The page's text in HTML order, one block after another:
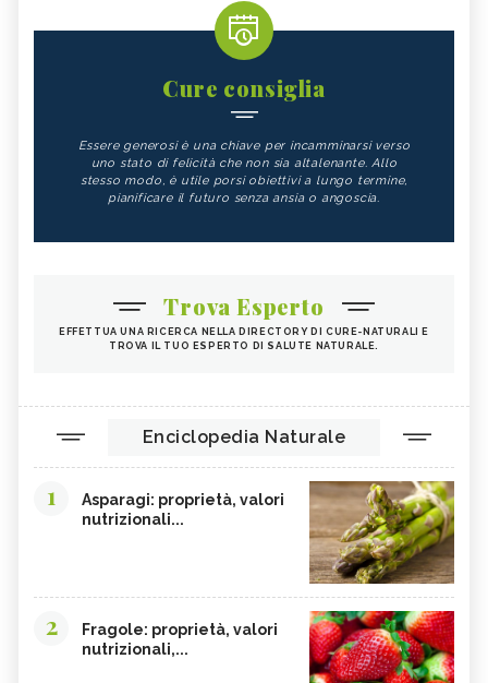
Cure consiglia
Essere generosi è una chiave per incamminarsi verso
uno stato di felicità che non sia altalenante. Allo
stesso modo, è utile porsi obiettivi a lungo termine,
pianificare il futuro senza ansia o angoscia.
Trova Esperto
EFFETTUA UNA RICERCA NELLA DIRECTORY DI CURE-NATURALI E
TROVA IL TUO ESPERTO DI SALUTE NATURALE.
Enciclopedia Naturale
1
Asparagi: proprietà, valori
nutrizionali...
2
Fragole: proprietà, valori
nutrizionali,...